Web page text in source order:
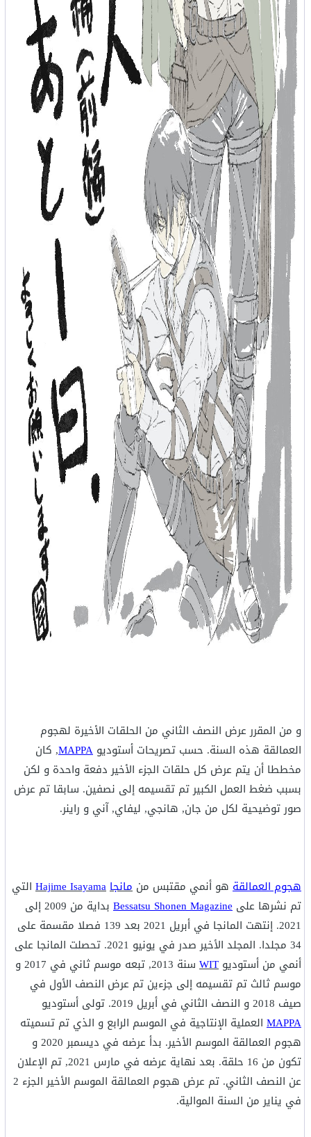
و من المقرر عرض النصف الثاني من الحلقات الأخيرة لهجوم
العمالقة هذه السنة. حسب تصريحات أستوديو MAPPA, كان
مخططا أن يتم عرض كل حلقات الجزء الأخير دفعة واحدة و لكن
بسبب ضغط العمل الكبير تم تقسيمه إلى نصفين. سابقا تم عرض
صور توضيحية لكل من جان, هانجي, ليفاي, آني و راينر.
هجوم العمالقة هو أنمي مقتبس من مانجاHajime Isayama التي
تم نشرها على Bessatsu Shonen Magazine
بداية من 2009 إلى
2021. إنتهت المانجا في أبريل 2021 بعد 139 فصلا مقسمة على
34 مجلدا. المجلد الأخير صدر في يونيو 2021. تحصلت المانجا على
أنمي من أستوديو WIT
سنة 2013, تبعه موسم ثاني في 2017 و
موسم ثالث تم تقسيمه إلى جزءين تم عرض النصف الأول في
صيف 2018 و النصف الثاني في أبريل 2019. تولى أستوديو
MAPPA العملية الإنتاجية في الموسم الرابع و الذي تم تسميته
هجوم العمالقة الموسم الأخير. بدأ عرضه في ديسمبر 2020 و
تكون من 16 حلقة. بعد نهاية عرضه في مارس 2021, تم الإعلان
عن النصف الثاني. تم عرض هجوم العمالقة الموسم الأخير الجزء 2
في يناير من السنة الموالية.